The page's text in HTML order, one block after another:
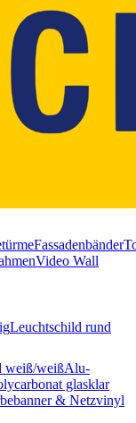
Fassadenbänder
Video Wall
Leuchtschild rund
weiß/weißAlu-
glasklar
& Netzvinyl